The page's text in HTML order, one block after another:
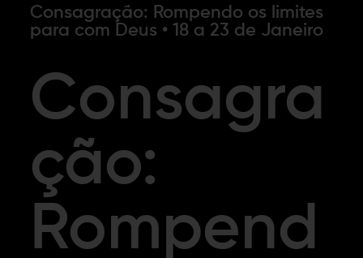
Consagração: Rompendo os limites
para com Deus • 18 a 23 de Janeiro
Consagra
ção:
Rompend